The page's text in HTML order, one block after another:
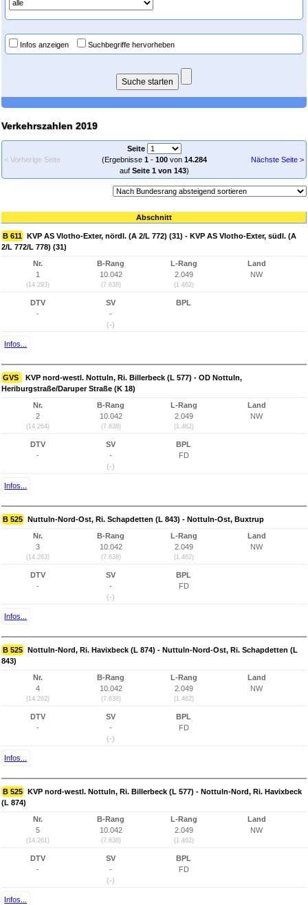
Infos anzeigen Suchbegriffe hervorheben
Verkehrszahlen 2019
< Vorherige Seite
Seite
(Ergebnisse 1- 100von 14.284
auf Seite 1 von 143)
Nächste Seite >
Abschnitt
B 611 KVP AS Vlotho-Exter, nördl. (A 2/L 772) (31) - KVP AS Vlotho-Exter, südl. (A
2/L 772/L 778) (31)
Nr.
1
(14.293)
B-Rang
10.042
(7.638)
L-Rang
2.049
(1.462)
Land
NW
DTV
-
SV
-
(-)
BPL
Infos...
GVS
KVP nord-westl. Nottuln, Ri. Billerbeck (L 577) - OD Nottuln,
Heriburgstraße/Daruper Straße (K 18)
Nr.
2
(14.264)
B-Rang
10.042
(7.638)
L-Rang
2.049
(1.462)
Land
NW
DTV
-
SV
-
(-)
BPL
FD
Infos...
B 525 Nuttuln-Nord-Ost, Ri. Schapdetten (L 843) - Nottuln-Ost, Buxtrup
Nr.
3
(14.263)
B-Rang
10.042
(7.638)
L-Rang
2.049
(1.462)
Land
NW
DTV
-
SV
-
(-)
BPL
FD
Infos...
B 525 Nottuln-Nord, Ri. Havixbeck (L 874) - Nuttuln-Nord-Ost, Ri. Schapdetten (L
843)
Nr.
4
(14.262)
B-Rang
10.042
(7.638)
L-Rang
2.049
(1.462)
Land
NW
DTV
-
SV
-
(-)
BPL
FD
Infos...
B 525 KVP nord-westl. Nottuln, Ri. Billerbeck (L 577) - Nottuln-Nord, Ri. Havixbeck
(L 874)
Nr.
5
(14.261)
B-Rang
10.042
(7.638)
L-Rang
2.049
(1.462)
Land
NW
DTV
-
SV
-
(-)
BPL
FD
Infos...